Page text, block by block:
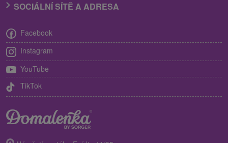
SOCIÁLNÍ SÍTĚ A ADRESA
Facebook
Instagram
YouTube
TikTok